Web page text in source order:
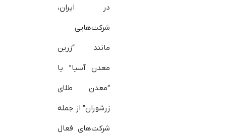
در ایران،
شرکت‌هایی
مانند “زرین
معدن آسیا” یا
“معدن طلای
زرشوران” از جمله
شرکت‌های فعال